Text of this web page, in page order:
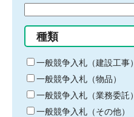
る
キ
ー
ワ
ー
ド
種類
一般競争入札（建設工事）
一般競争入札（物品）
一般競争入札（業務委託）
一般競争入札（その他）